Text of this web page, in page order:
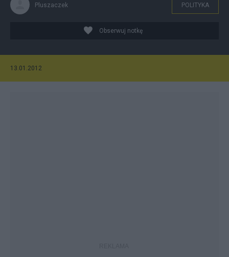
Pluszaczek POLITYKA
Obserwuj notkę
13.01.2012